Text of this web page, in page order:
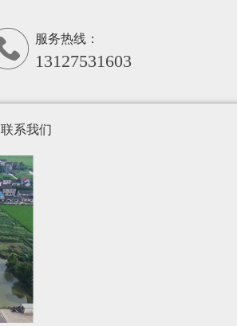
服务热线：
13127531603
联系我们